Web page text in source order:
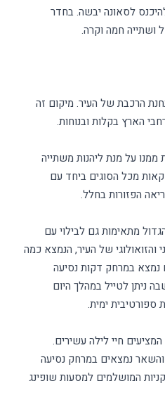
לסאונה יבשה. בחדר
הרכבת של העיר. מיקום זה
על מנת ליהנות משתייה
מכל הסוגים ביחד עם
מתאימות גם לבילוי עם
והזואולוגי של העיר, הנמצא כמה
נמצא במרחק דקות נסיעה
ניתן לטייל במהלך היום
חיי לילה עשירים.
נמצאים במרחק נסיעה
המושלמים למסעות שופינג